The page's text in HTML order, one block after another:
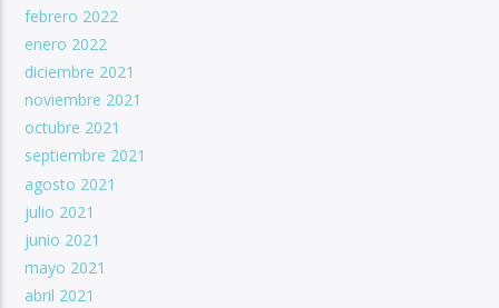
febrero 2022
enero 2022
diciembre 2021
noviembre 2021
octubre 2021
septiembre 2021
agosto 2021
julio 2021
junio 2021
mayo 2021
abril 2021